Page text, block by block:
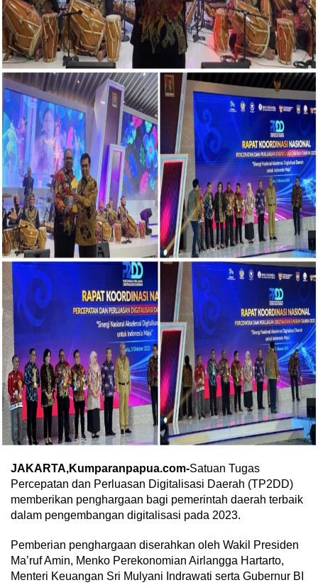
JAKARTA,Kumparanpapua.com-Satuan Tugas
Percepatan dan Perluasan Digitalisasi Daerah (TP2DD)
memberikan penghargaan bagi pemerintah daerah terbaik
dalam pengembangan digitalisasi pada 2023.
Pemberian penghargaan diserahkan oleh Wakil Presiden
Ma’ruf Amin, Menko Perekonomian Airlangga Hartarto,
Menteri Keuangan Sri Mulyani Indrawati serta Gubernur BI